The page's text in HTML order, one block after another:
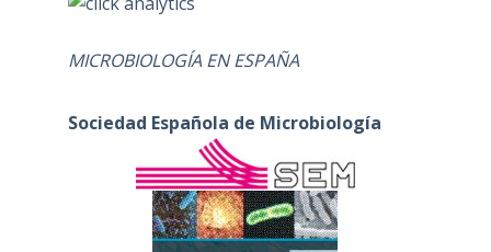
MICROBIOLOGÍA EN ESPAÑA
Sociedad Española de Microbiología